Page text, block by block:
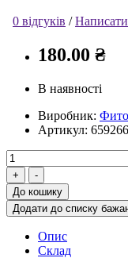
0 відгуків /Написати
180.00 ₴
В наявності
Виробник:
Артикул: 659266
До кошику
Додати до списку
Опис
Склад